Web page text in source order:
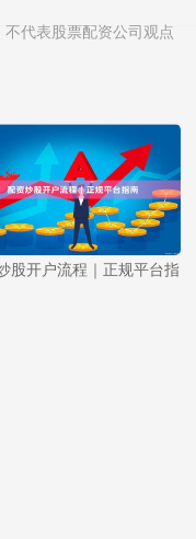
代表股票配资公司观点
股开户流程｜正规平台指